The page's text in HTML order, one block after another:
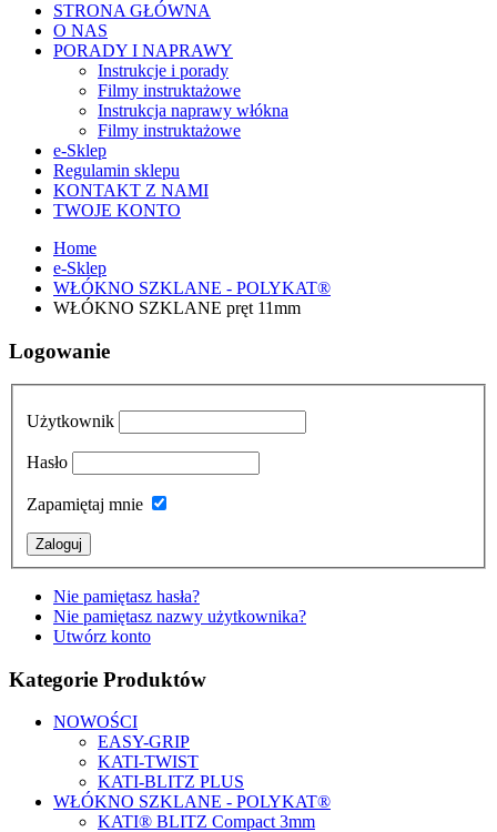
STRONA GŁÓWNA
O NAS
PORADY I NAPRAWY
Instrukcje i porady
Filmy instruktażowe
Instrukcja naprawy włókna
Filmy instruktażowe
e-Sklep
Regulamin sklepu
KONTAKT Z NAMI
TWOJE KONTO
Home
e-Sklep
WŁÓKNO SZKLANE - POLYKAT®
WŁÓKNO SZKLANE pręt 11mm
Logowanie
Użytkownik
Hasło
Zapamiętaj mnie
Nie pamiętasz hasła?
Nie pamiętasz nazwy użytkownika?
Utwórz konto
Kategorie Produktów
NOWOŚCI
EASY-GRIP
KATI-TWIST
KATI-BLITZ PLUS
WŁÓKNO SZKLANE - POLYKAT®
KATI® BLITZ Compact 3mm